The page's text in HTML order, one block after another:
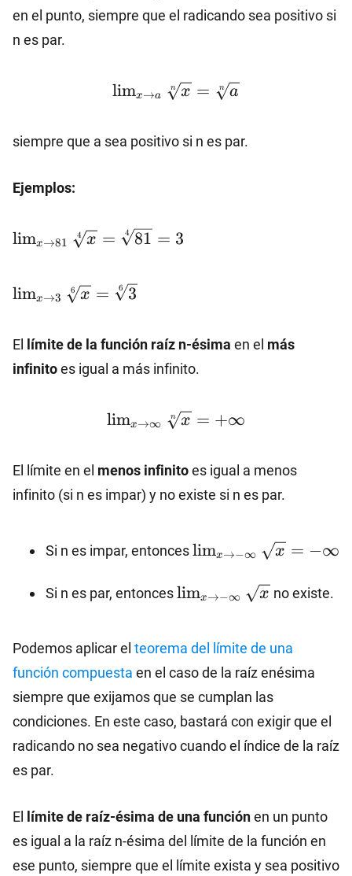
en el punto, siempre que el radicando sea positivo si
n es par.
\lim_{x\to
a}\sqrt[n]
{a}
limx→a
n x = n a
siempre que a sea positivo si n es par.
Ejemplos:
\lim_{x\to
81}\sqrt[4]
{81}=3
limx→81
4 x = 4 81 = 3
\lim_{x\to
3}\sqrt[6]
{3}
limx→3
6 x = 6 3
El límite de la función raíz n-ésima en el más
infinitoes igual a más infinito.
\lim_{x\to
\infty}\sqrt[n]
limx→∞ n x = +∞
El límite en el menos infinitoes igual a menos
infinito (si n es impar) y no existe si n es par.
Si n es impar, entonces\lim_{x\to -
\infty}\sqrt{x}=-
limx→−∞ x = −∞
Si n es par, entonces\lim_{x\to -
\infty}\sqrt{x}
limx→−∞ x no existe.
Podemos aplicar el teorema del límite de una
función compuesta en el caso de la raíz enésima
siempre que exijamos que se cumplan las
condiciones. En este caso, bastará con exigir que el
radicando no sea negativo cuando el índice de la raíz
es par.
El límite de raíz-ésima de una funciónen un punto
es igual a la raíz n-ésima del límite de la función en
ese punto, siempre que el límite exista y sea positivo